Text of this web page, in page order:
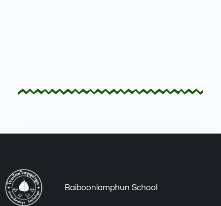
Baiboonlamphun School